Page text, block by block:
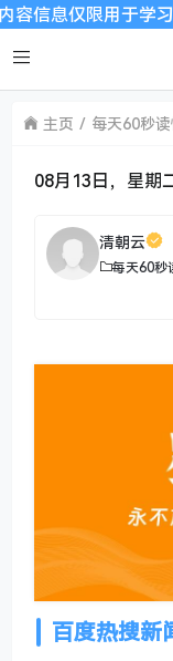
仅限用于学习和研
主页 每天60秒
08月13日，星期
清朝云
每天60秒
百度热搜新